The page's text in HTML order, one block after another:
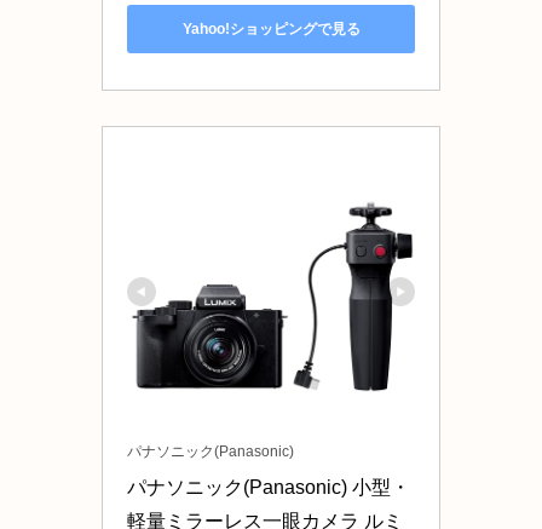
Yahoo!ショッピングで見る
パナソニック(Panasonic)
パナソニック(Panasonic) 小型・
軽量ミラーレス一眼カメラ ルミ